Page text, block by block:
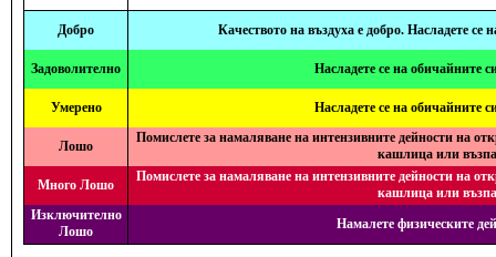
Добро Качеството на въздуха е добро. Насладете се
Задоволително Насладете се на обичайните
Умерено Насладете се на обичайните
Лошо
Помислете за намаляване на интензивните дейности на
кашлица или
Много Лошо
Помислете за намаляване на интензивните дейности на
кашлица или
Изключително
Лошо
Намалете физическите